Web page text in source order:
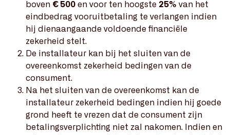
boven € 500 en voor ten hoogste 25% van het
eindbedrag vooruitbetaling te verlangen indien
hij dienaangaande voldoende financiële
zekerheid stelt.
De installateur kan bij het sluiten van de
overeenkomst zekerheid bedingen van de
consument.
Na het sluiten van de overeenkomst kan de
installateur zekerheid bedingen indien hij goede
grond heeft te vrezen dat de consument zijn
betalingsverplichting niet zal nakomen. Indien en